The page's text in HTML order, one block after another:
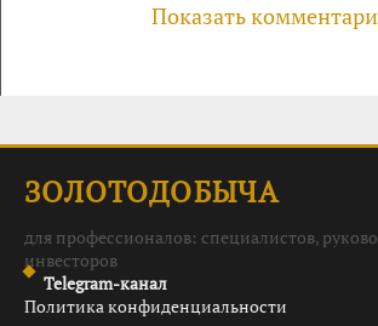
Показать
ЗОЛОТОДОБЫЧА
для профессионалов: специалистов,
инвесторов
Telegram-канал
Политика конфиденциальности